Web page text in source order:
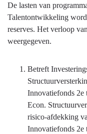
naar
navigatie
Programma
Economie,
Talentontwikkeling
Reserves
De lasten van
Talentontwikkeling
reserves. Het verloop
weergegeven.
Betreft
Innovatiefonds 2e
Econ.
risico-afdekking
Innovatiefonds 2e